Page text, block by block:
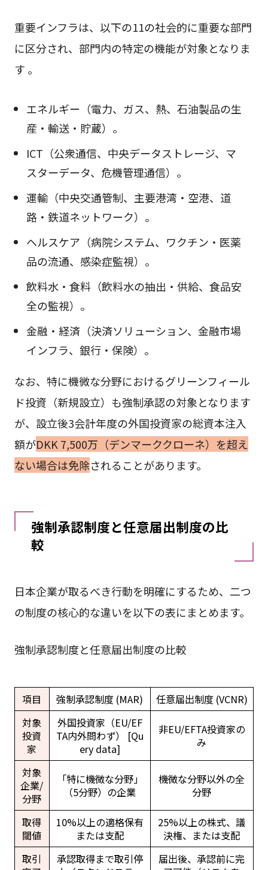
重要インフラは、以下の11の社会的に重要な部門
に区分され、部門内の特定の機能が対象となりま
す 。
エネルギー（電力、ガス、熱、石油製品の生
産・輸送・貯蔵）。
ICT（公衆通信、中央データストレージ、マ
スターデータ、危機管理通信）。
運輸（中央交通管制、主要港湾・空港、道
路・鉄道ネットワーク）。
ヘルスケア（病院システム、ワクチン・医薬
品の流通、感染症監視）。
飲料水・食料（飲料水の抽出・供給、食品安
全の監視）。
金融・経済（決済ソリューション、金融市場
インフラ、銀行・保険）。
なお、特に機微な分野におけるグリーンフィール
ド投資（新規設立）も強制承認の対象となります
が、設立後3会計年度の外国投資家の総資本注入
額がDKK 7,500万（デンマーククローネ）を超え
ない場合は免除されることがあります。
強制承認制度と任意届出制度の比
較
日本企業が取るべき行動を明確にするため、二つ
の制度の核心的な違いを以下の表にまとめます。
強制承認制度と任意届出制度の比較
項目 強制承認制度 (MAR)
任意届出制度 (VCNR)
対象
投資
家
外国投資家（EU/EF
TA内外問わず） [Qu
ery data]
非EU/EFTA投資家の
み
対象
企業/
分野
「特に機微な分野」
（5分野）の企業
機微な分野以外の全
分野
取得
閾値
10%以上の適格保有
または支配
25%以上の株式、議
決権、または支配
取引
承認取得まで取引停
届出後、承認前に完